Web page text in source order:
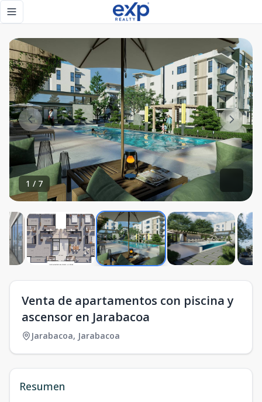
Toggle navigation menu
1 / 7
Venta de apartamentos con piscina y
ascensor en Jarabacoa
Jarabacoa, Jarabacoa
Resumen
Venta de apartamentos con piscina y ascensor en